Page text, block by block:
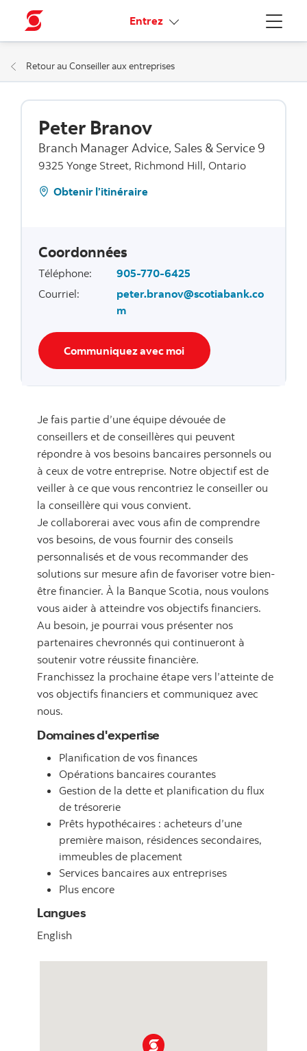
Menu
Entrez Liens connexes
Retour au Conseiller aux entreprises
Peter Branov
Branch Manager Advice, Sales & Service 9
9325 Yonge Street, Richmond Hill, Ontario
Obtenir l’itinéraire
Coordonnées
Téléphone:
905-770-6425
Courriel:
peter.branov@scotiabank.co
m
Communiquez avec moi
Je fais partie d’une équipe dévouée de
conseillers et de conseillères qui peuvent
répondre à vos besoins bancaires personnels ou
à ceux de votre entreprise. Notre objectif est de
veiller à ce que vous rencontriez le conseiller ou
la conseillère qui vous convient.
Je collaborerai avec vous afin de comprendre
vos besoins, de vous fournir des conseils
personnalisés et de vous recommander des
solutions sur mesure afin de favoriser votre bien-
être financier. À la Banque Scotia, nous voulons
vous aider à atteindre vos objectifs financiers.
Au besoin, je pourrai vous présenter nos
partenaires chevronnés qui continueront à
soutenir votre réussite financière.
Franchissez la prochaine étape vers l’atteinte de
vos objectifs financiers et communiquez avec
nous.
Domaines d'expertise
Planification de vos finances
Opérations bancaires courantes
Gestion de la dette et planification du flux
de trésorerie
Prêts hypothécaires : acheteurs d’une
première maison, résidences secondaires,
immeubles de placement
Services bancaires aux entreprises
Plus encore
Langues
English